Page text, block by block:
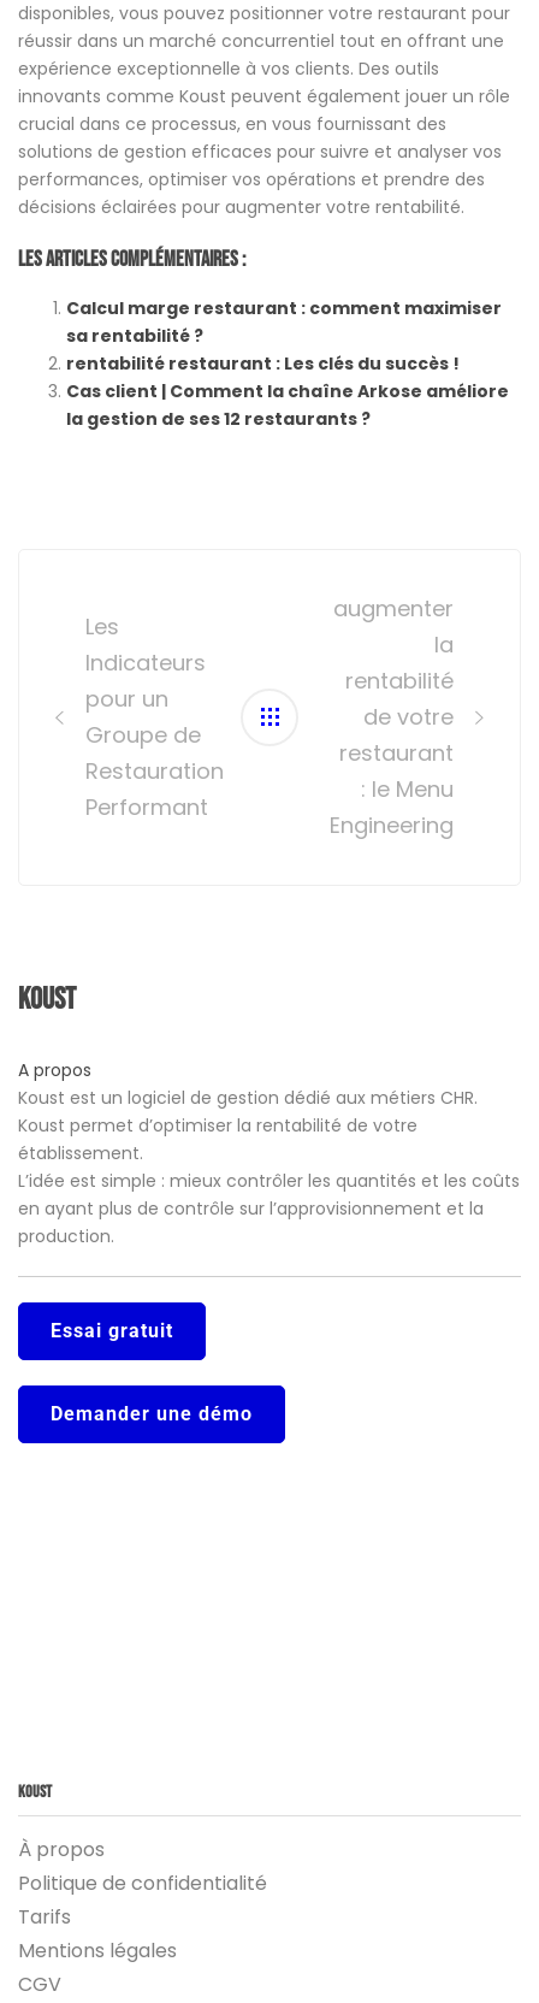
disponibles, vous pouvez positionner votre restaurant pour
réussir dans un marché concurrentiel tout en offrant une
expérience exceptionnelle à vos clients. Des outils
innovants comme Koust peuvent également jouer un rôle
crucial dans ce processus, en vous fournissant des
solutions de gestion efficaces pour suivre et analyser vos
performances, optimiser vos opérations et prendre des
décisions éclairées pour augmenter votre rentabilité.
Les Articles Complémentaires :
Calcul marge restaurant : comment maximiser
sa rentabilité ?
rentabilité restaurant : Les clés du succès !
Cas client | Comment la chaîne Arkose améliore
la gestion de ses 12 restaurants ?
Les
Indicateurs
pour un
Groupe de
Restauration
Performant
augmenter
la
rentabilité
de votre
restaurant
: le Menu
Engineering
Koust
A propos
Koust est un logiciel de gestion dédié aux métiers CHR.
Koust permet d’optimiser la rentabilité de votre
établissement.
L’idée est simple : mieux contrôler les quantités et les coûts
en ayant plus de contrôle sur l’approvisionnement et la
production.
Essai gratuit
Demander une démo
Koust
À propos
Politique de confidentialité
Tarifs
Mentions légales
CGV